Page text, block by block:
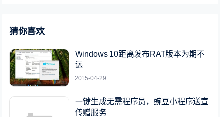
猜你喜欢
Windows 10距离发布RAT版本为期不
远
2015-04-29
一键生成无需程序员，豌豆小程序送宣
传赠服务